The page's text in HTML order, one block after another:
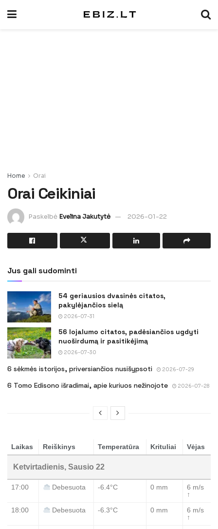
Home Orai
Orai Ceikiniai
Paskelbė Evelina Jakutytė 2026-01-22
Jus gali sudominti
54 geriausios dvasinės citatos,
pakylėjančios sielą
2026-07-31
56 lojalumo citatos, padėsiančios ugdyti
nuoširdumą ir pasitikėjimą
2026-07-30
6 sėkmės istorijos, priversiančios nusišypsoti 2026-07-29
6 Tomo Edisono išradimai, apie kuriuos nežinojote 2026-07-28
Laikas Reiškinys Temperatūra Krituliai Vėjas
Ketvirtadienis, Sausio 22
17:00 Debesuota -6.4°C 0 mm
6 m/s
↑
18:00 Debesuota -6.3°C 0 mm
6 m/s
↑